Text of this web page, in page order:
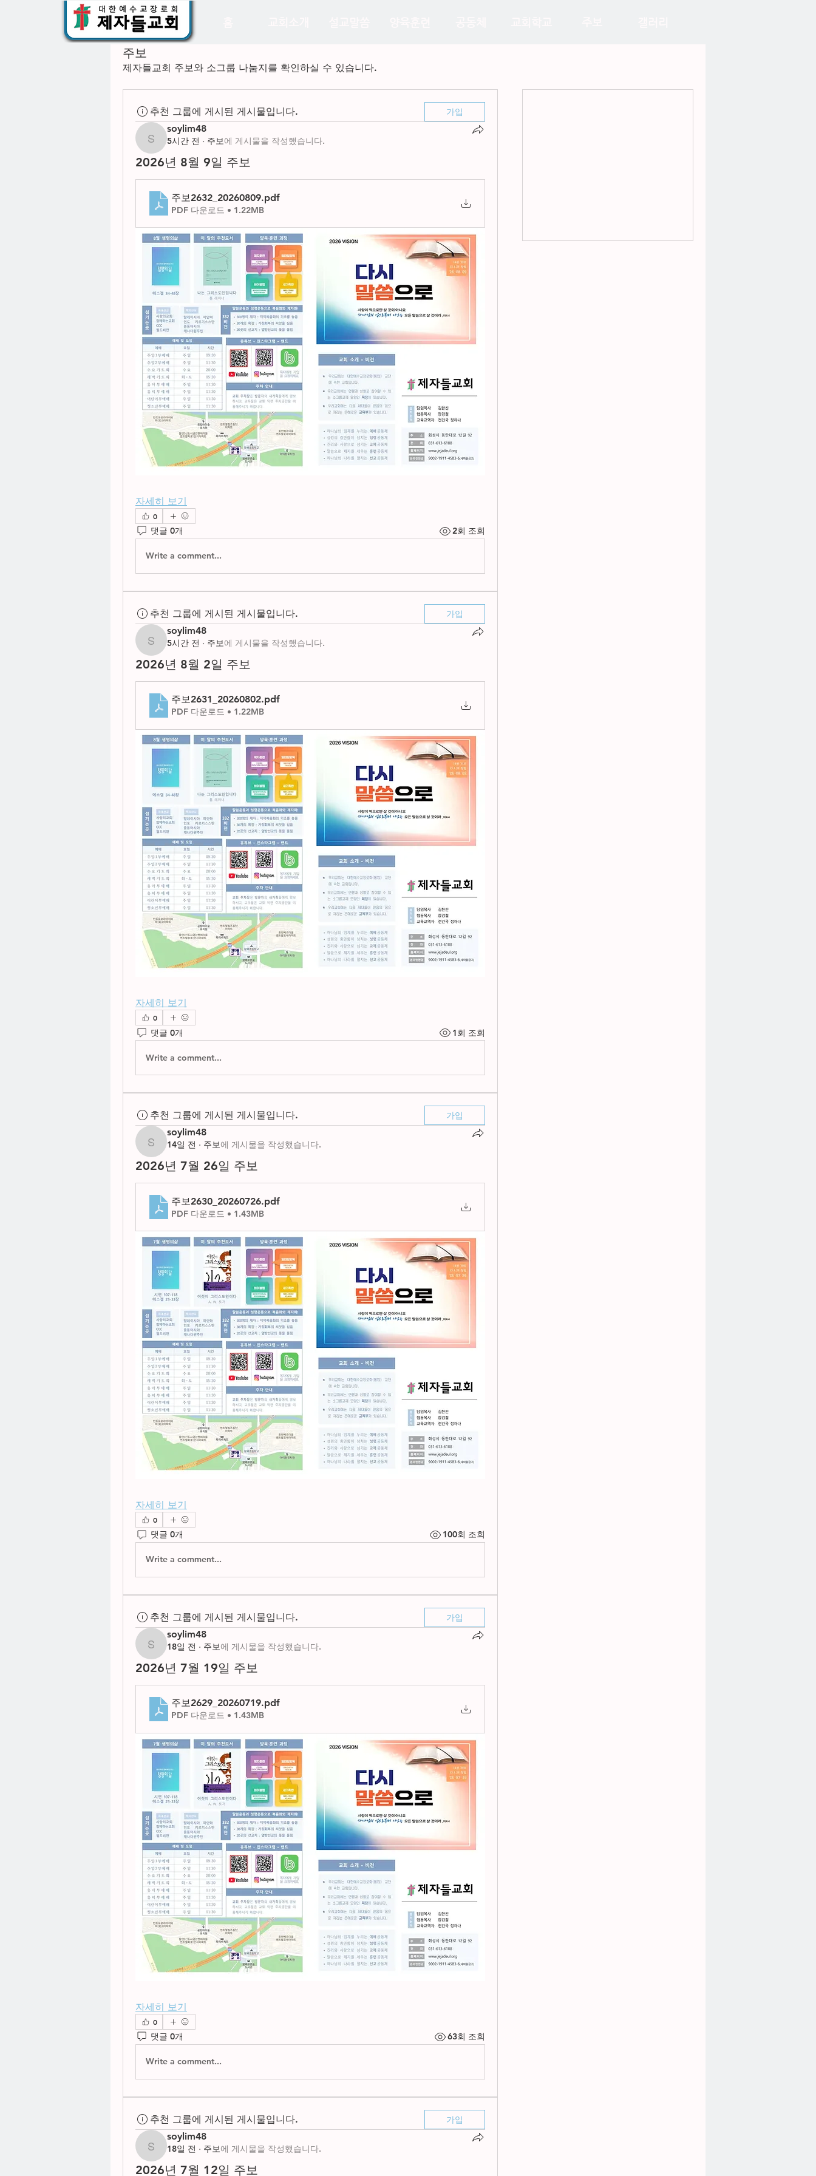
주보
제자들교회 주보와 소그룹 나눔지를 확인하실 수 있습니다.
추천 그룹에 게시된 게시물입니다. 가입
soylim48
soylim48
5시간 전 · 주보에 게시물을 작성했습니다.
2026년 8월 9일 주보
주보2632_20260809.pdf
PDF 다운로드 • 1.22MB
자세히 보기
0
댓글 0개 2회 조회
Write a comment...
추천 그룹에 게시된 게시물입니다. 가입
soylim48
soylim48
5시간 전 · 주보에 게시물을 작성했습니다.
2026년 8월 2일 주보
주보2631_20260802.pdf
PDF 다운로드 • 1.22MB
자세히 보기
0
댓글 0개 1회 조회
Write a comment...
추천 그룹에 게시된 게시물입니다. 가입
soylim48
soylim48
14일 전 · 주보에 게시물을 작성했습니다.
2026년 7월 26일 주보
주보2630_20260726.pdf
PDF 다운로드 • 1.43MB
자세히 보기
0
댓글 0개 100회 조회
Write a comment...
추천 그룹에 게시된 게시물입니다. 가입
soylim48
soylim48
18일 전 · 주보에 게시물을 작성했습니다.
2026년 7월 19일 주보
주보2629_20260719.pdf
PDF 다운로드 • 1.43MB
자세히 보기
0
댓글 0개 63회 조회
Write a comment...
추천 그룹에 게시된 게시물입니다. 가입
soylim48
soylim48
18일 전 · 주보에 게시물을 작성했습니다.
2026년 7월 12일 주보